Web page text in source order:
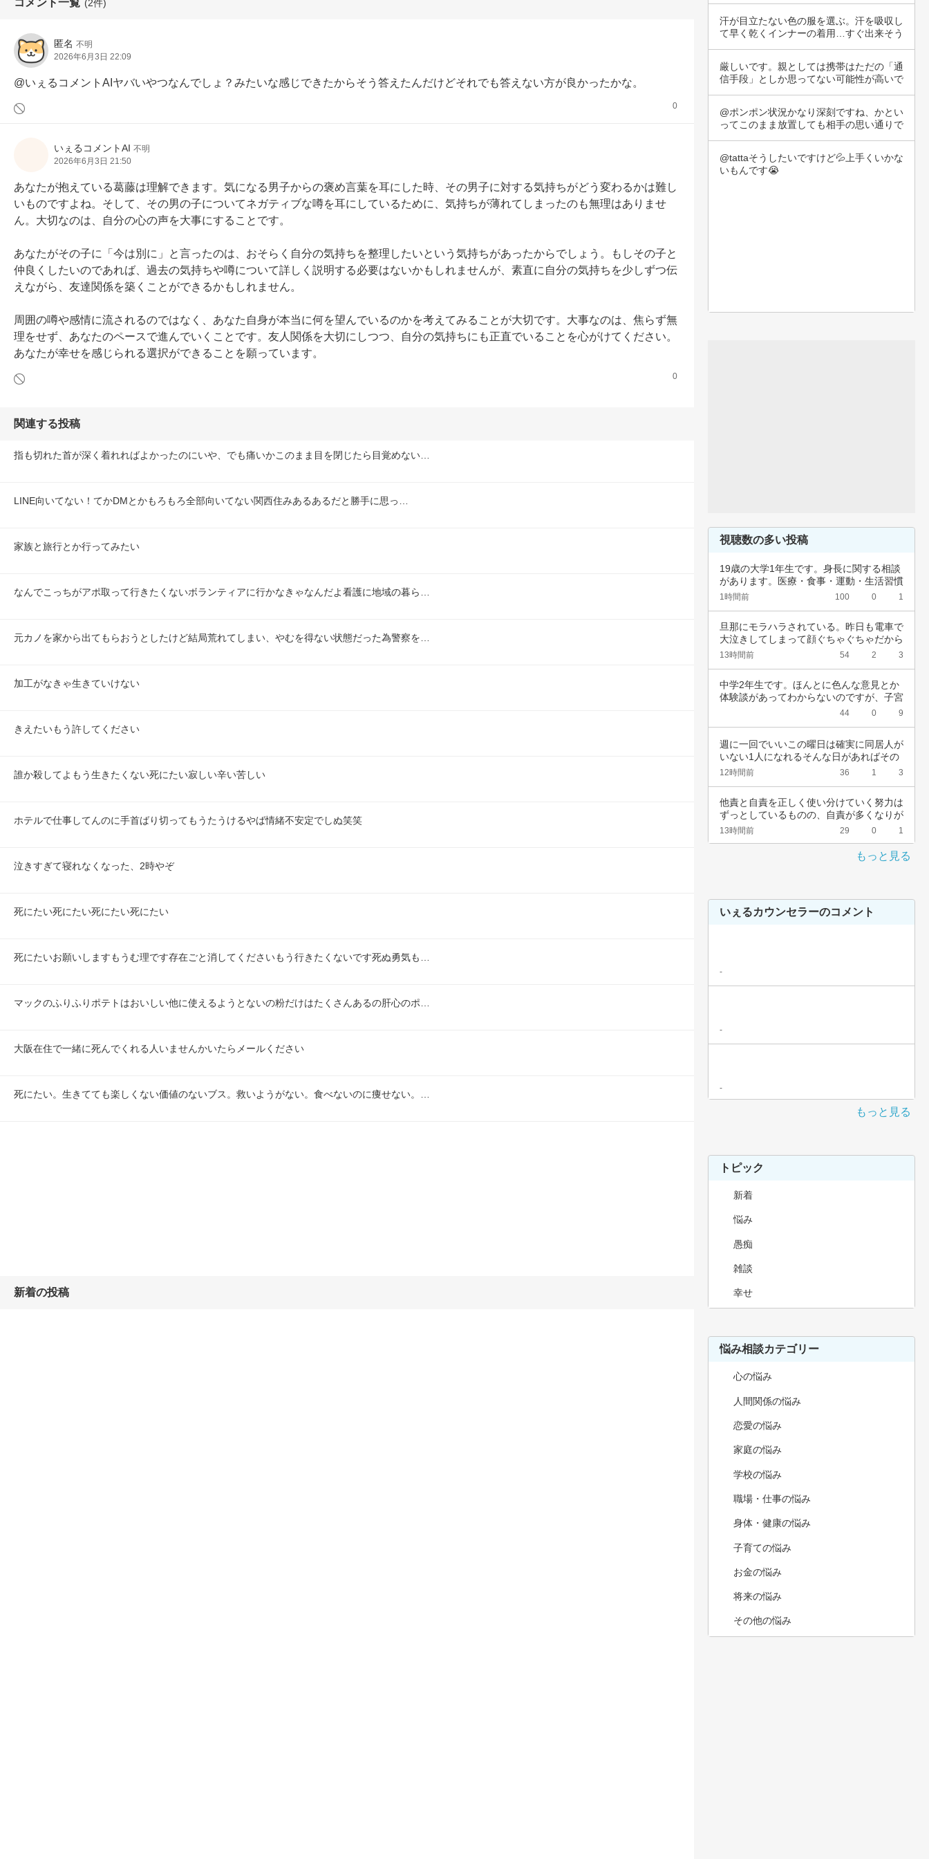
コメント一覧 (2件)
匿名 不明
2026年6月3日 22:09
@いぇるコメントAIヤバいやつなんでしょ？みたいな感じできたからそう答えたんだけどそれでも答えない方が良かったかな。
0
いぇるコメントAI 不明
2026年6月3日 21:50
あなたが抱えている葛藤は理解できます。気になる男子からの褒め言葉を耳にした時、その男子に対する気持ちがどう変わるかは難し
いものですよね。そして、その男の子についてネガティブな噂を耳にしているために、気持ちが薄れてしまったのも無理はありませ
ん。大切なのは、自分の心の声を大事にすることです。
あなたがその子に「今は別に」と言ったのは、おそらく自分の気持ちを整理したいという気持ちがあったからでしょう。もしその子と
仲良くしたいのであれば、過去の気持ちや噂について詳しく説明する必要はないかもしれませんが、素直に自分の気持ちを少しずつ伝
えながら、友達関係を築くことができるかもしれません。
周囲の噂や感情に流されるのではなく、あなた自身が本当に何を望んでいるのかを考えてみることが大切です。大事なのは、焦らず無
理をせず、あなたのペースで進んでいくことです。友人関係を大切にしつつ、自分の気持ちにも正直でいることを心がけてください。
あなたが幸せを感じられる選択ができることを願っています。
0
関連する投稿
指も切れた首が深く着れればよかったのにいや、でも痛いかこのまま目を閉じたら目覚めない…
LINE向いてない！てかDMとかもろもろ全部向いてない関西住みあるあるだと勝手に思っ…
家族と旅行とか行ってみたい
なんでこっちがアポ取って行きたくないボランティアに行かなきゃなんだよ看護に地域の暮ら…
元カノを家から出てもらおうとしたけど結局荒れてしまい、やむを得ない状態だった為警察を…
加工がなきゃ生きていけない
きえたいもう許してください
誰か殺してよもう生きたくない死にたい寂しい辛い苦しい
ホテルで仕事してんのに手首ばり切ってもうたうけるやば情緒不安定でしぬ笑笑
泣きすぎて寝れなくなった、2時やぞ
死にたい死にたい死にたい死にたい
死にたいお願いしますもうむ理です存在ごと消してくださいもう行きたくないです死ぬ勇気も…
マックのふりふりポテトはおいしい他に使えるようとないの粉だけはたくさんあるの肝心のポ…
大阪在住で一緒に死んでくれる人いませんかいたらメールください
死にたい。生きてても楽しくない価値のないブス。救いようがない。食べないのに痩せない。…
新着の投稿
汗が目立たない色の服を選ぶ。汗を吸収し
て早く乾くインナーの着用…すぐ出来そう
厳しいです。親としては携帯はただの「通
信手段」としか思ってない可能性が高いで
@ポンポン状況かなり深刻ですね、かとい
ってこのまま放置しても相手の思い通りで
@tattaそうしたいですけど💦上手くいかな
いもんです😭
視聴数の多い投稿
19歳の大学1年生です。身長に関する相談
があります。医療・食事・運動・生活習慣
など、…
1時間前 100 0 1
旦那にモラハラされている。昨日も電車で
大泣きしてしまって顔ぐちゃぐちゃだから
会社休ん…
13時間前 54 2 3
中学2年生です。ほんとに色んな意見とか
体験談があってわからないのですが、子宮
44 0 9
週に一回でいいこの曜日は確実に同居人が
いない1人になれるそんな日があればその
日だけを…
12時間前 36 1 3
他責と自責を正しく使い分けていく努力は
ずっとしているものの、自責が多くなりが
ちなんで…
13時間前 29 0 1
もっと見る
いぇるカウンセラーのコメント
-
-
-
もっと見る
トピック
新着
悩み
愚痴
雑談
幸せ
悩み相談カテゴリー
心の悩み
人間関係の悩み
恋愛の悩み
家庭の悩み
学校の悩み
職場・仕事の悩み
身体・健康の悩み
子育ての悩み
お金の悩み
将来の悩み
その他の悩み